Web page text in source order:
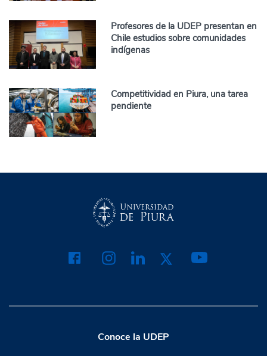
Profesores de la UDEP presentan en
Chile estudios sobre comunidades
indígenas
Competitividad en Piura, una tarea
pendiente
Conoce la UDEP